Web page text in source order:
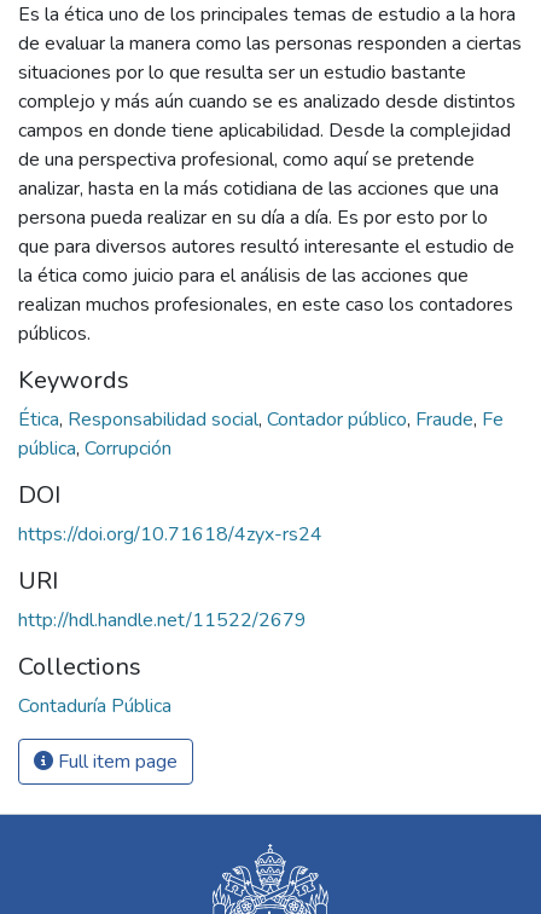
Es la ética uno de los principales temas de estudio a la hora
de evaluar la manera como las personas responden a ciertas
situaciones por lo que resulta ser un estudio bastante
complejo y más aún cuando se es analizado desde distintos
campos en donde tiene aplicabilidad. Desde la complejidad
de una perspectiva profesional, como aquí se pretende
analizar, hasta en la más cotidiana de las acciones que una
persona pueda realizar en su día a día. Es por esto por lo
que para diversos autores resultó interesante el estudio de
la ética como juicio para el análisis de las acciones que
realizan muchos profesionales, en este caso los contadores
públicos.
Keywords
Ética, Responsabilidad social, Contador público, Fraude, Fe
pública, Corrupción
DOI
https://doi.org/10.71618/4zyx-rs24
URI
http://hdl.handle.net/11522/2679
Collections
Contaduría Pública
Full item page